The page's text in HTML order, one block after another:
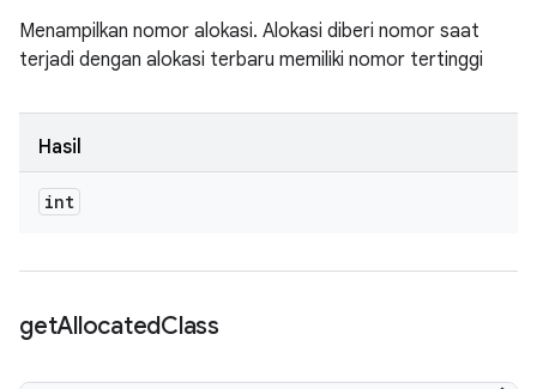
Menampilkan nomor alokasi. Alokasi diberi nomor saat
terjadi dengan alokasi terbaru memiliki nomor tertinggi
Hasil
int
getAllocatedClass